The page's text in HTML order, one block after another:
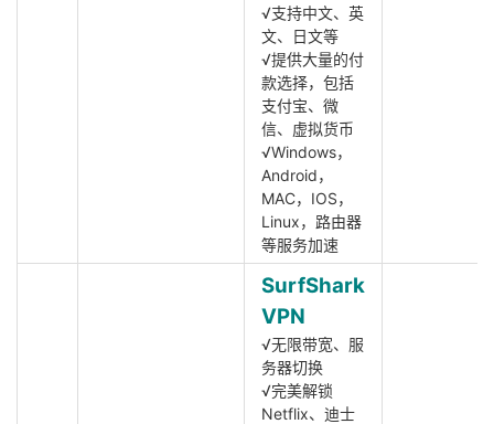
√支持中文、英
文、日文等
√提供大量的付
款选择，包括
支付宝、微
信、虚拟货币
√Windows，
Android，
MAC，IOS，
Linux，路由器
等服务加速
SurfShark
VPN
√无限带宽、服
务器切换
√完美解锁
Netflix、迪士